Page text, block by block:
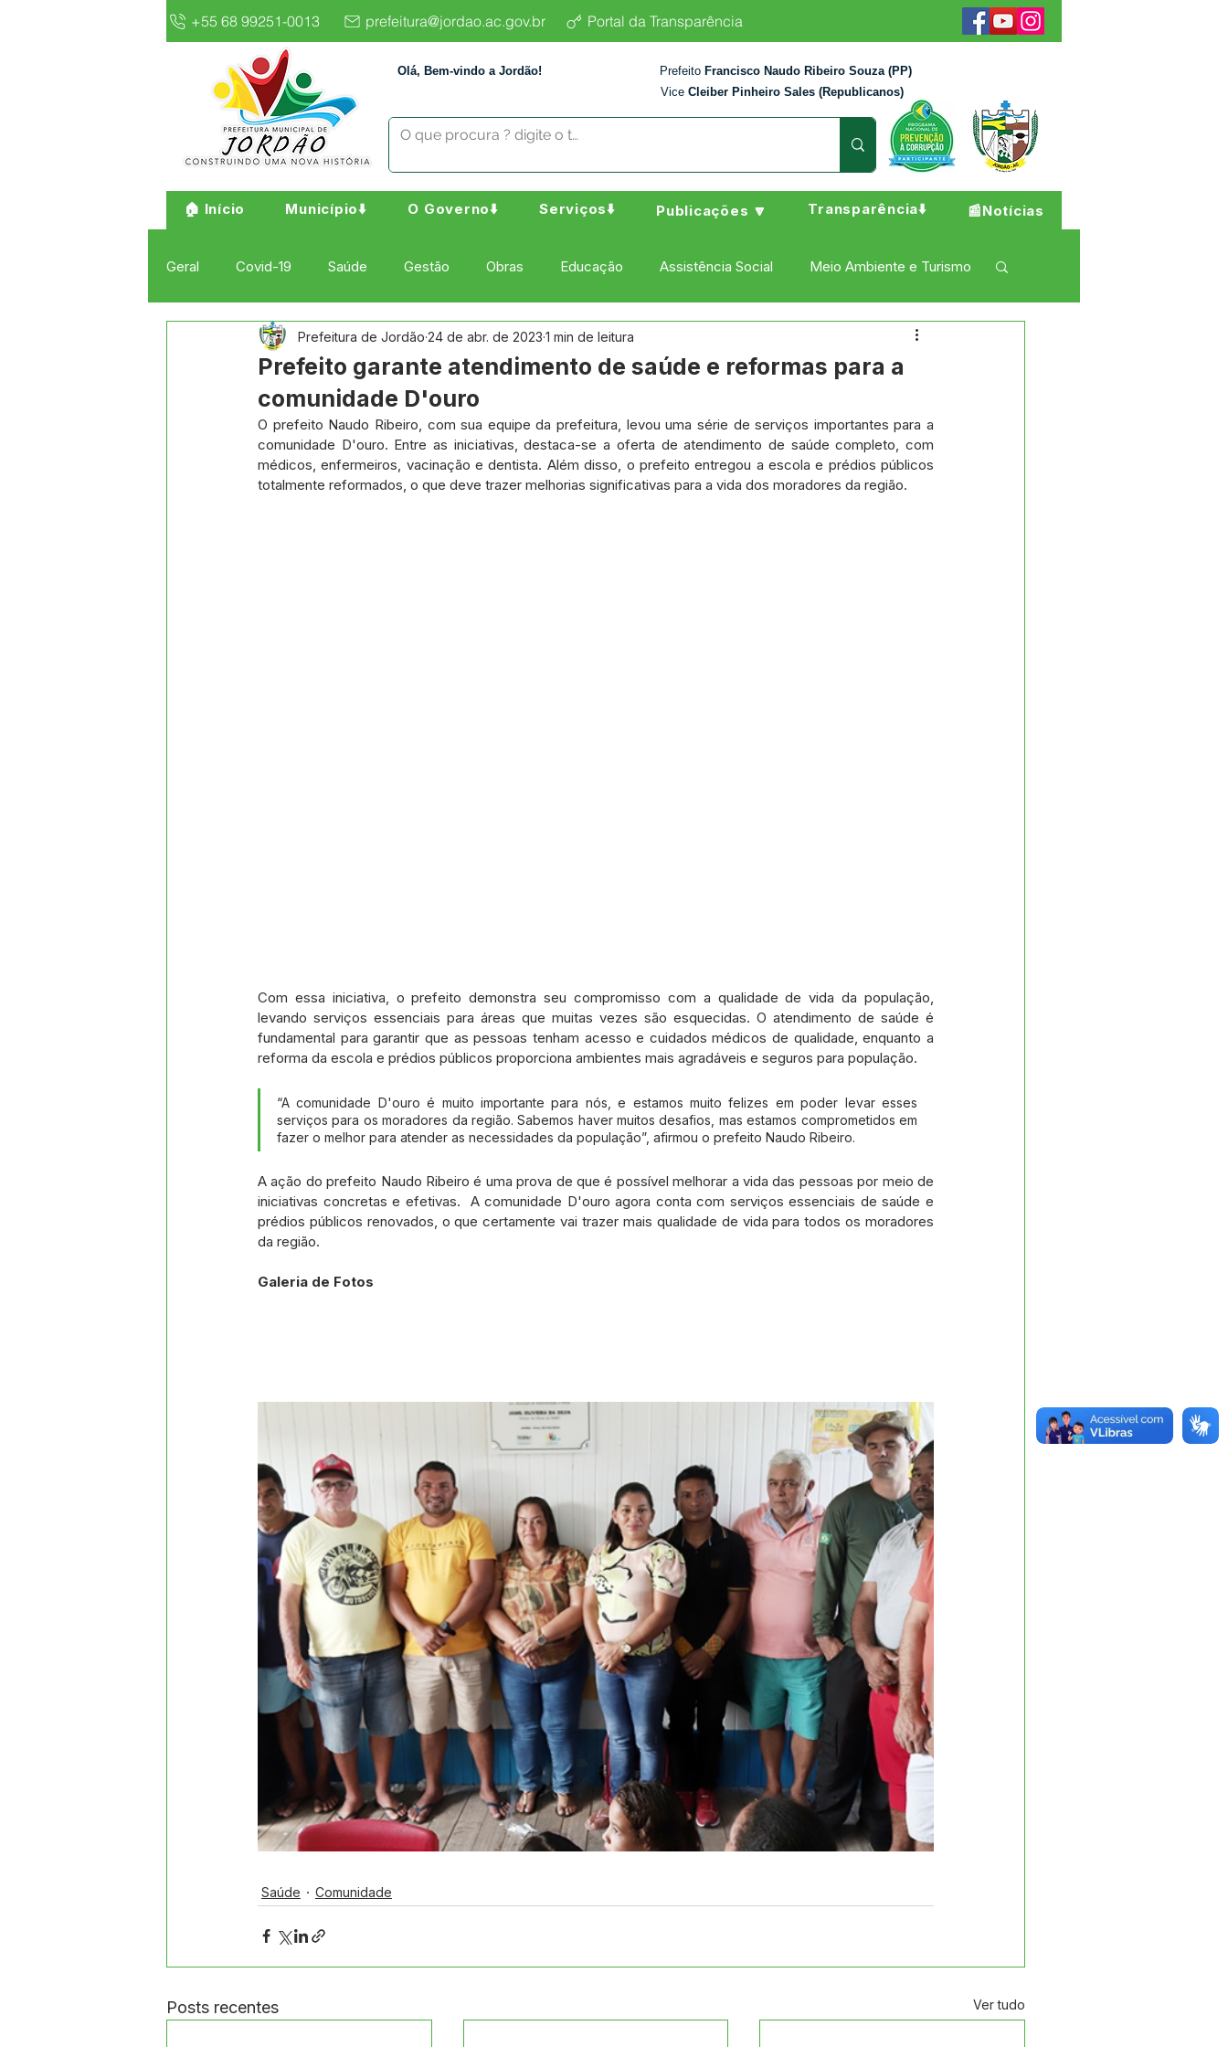
+55 68 99251-0013 prefeitura@jordao.ac.gov.br Portal da Transparência
Olá, Bem-vindo a Jordão! Prefeito Francisco Naudo Ribeiro Souza (PP)
Vice Cleiber Pinheiro Sales (Republicanos)
🏠 Início Município⬇️ O Governo⬇️ Serviços⬇️ Publicações 🔽 Transparência⬇️ 📰Notícias
Geral Covid-19 Saúde Gestão Obras Educação Assistência Social Meio Ambiente e Turismo
Institucional e Governo Cultura Esporte e Lazer Administração e Finanças Campanhas
Datas Comemorativas Projetos e Emendas
Comunidade Convite e Comunicado Licitações Dengue e Malária Concurso No gabinete
Prefeito garante atendimento de saúde e reformas para a
comunidade D'ouro
Prefeitura de Jordão 24 de abr. de 2023 1 min de leitura
O prefeito Naudo Ribeiro, com sua equipe da prefeitura, levou uma série de serviços importantes para a
comunidade D'ouro. Entre as iniciativas, destaca-se a oferta de atendimento de saúde completo, com
médicos, enfermeiros, vacinação e dentista. Além disso, o prefeito entregou a escola e prédios públicos
totalmente reformados, o que deve trazer melhorias significativas para a vida dos moradores da região.
Com essa iniciativa, o prefeito demonstra seu compromisso com a qualidade de vida da população,
levando serviços essenciais para áreas que muitas vezes são esquecidas. O atendimento de saúde é
fundamental para garantir que as pessoas tenham acesso e cuidados médicos de qualidade, enquanto a
reforma da escola e prédios públicos proporciona ambientes mais agradáveis e seguros para população.
“A comunidade D'ouro é muito importante para nós, e estamos muito felizes em poder levar esses
serviços para os moradores da região. Sabemos haver muitos desafios, mas estamos comprometidos em
fazer o melhor para atender as necessidades da população”, afirmou o prefeito Naudo Ribeiro.
A ação do prefeito Naudo Ribeiro é uma prova de que é possível melhorar a vida das pessoas por meio de
iniciativas concretas e efetivas.  A comunidade D'ouro agora conta com serviços essenciais de saúde e
prédios públicos renovados, o que certamente vai trazer mais qualidade de vida para todos os moradores
da região.
Galeria de Fotos
Saúde Comunidade
Posts recentes Ver tudo